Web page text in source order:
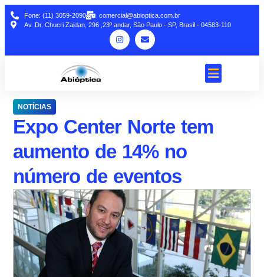
Fone: (11) 3059-2090
comercial@abioptica.com.br
Av. Dr. Chucri Zaidan, 296 ,23º andar, São Paulo - SP, Brasil - 04583-110
NOTÍCIAS
Expo Center Norte tem
aumento de 14% no
número de eventos